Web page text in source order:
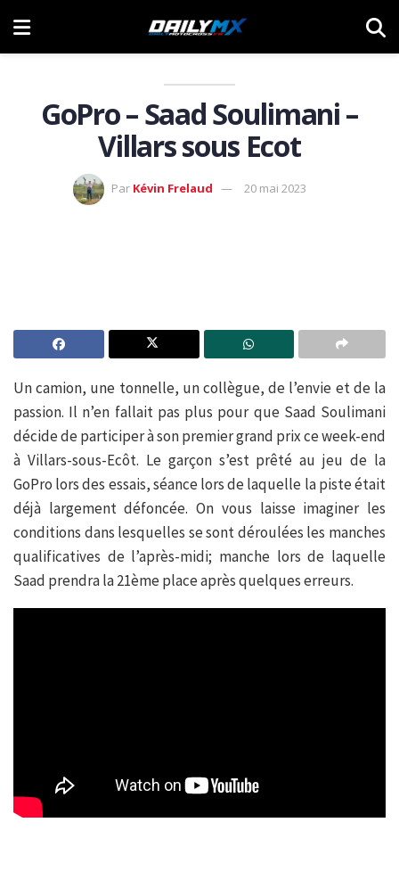
GoPro – Saad Soulimani –
Villars sous Ecot
Par Kévin Frelaud 20 mai 2023
Un camion, une tonnelle, un collègue, de l’envie et de la
passion. Il n’en fallait pas plus pour que Saad Soulimani
décide de participer à son premier grand prix ce week-end
à Villars-sous-Ecôt. Le garçon s’est prêté au jeu de la
GoPro lors des essais, séance lors de laquelle la piste était
déjà largement défoncée. On vous laisse imaginer les
conditions dans lesquelles se sont déroulées les manches
qualificatives de l’après-midi; manche lors de laquelle
Saad prendra la 21ème place après quelques erreurs.